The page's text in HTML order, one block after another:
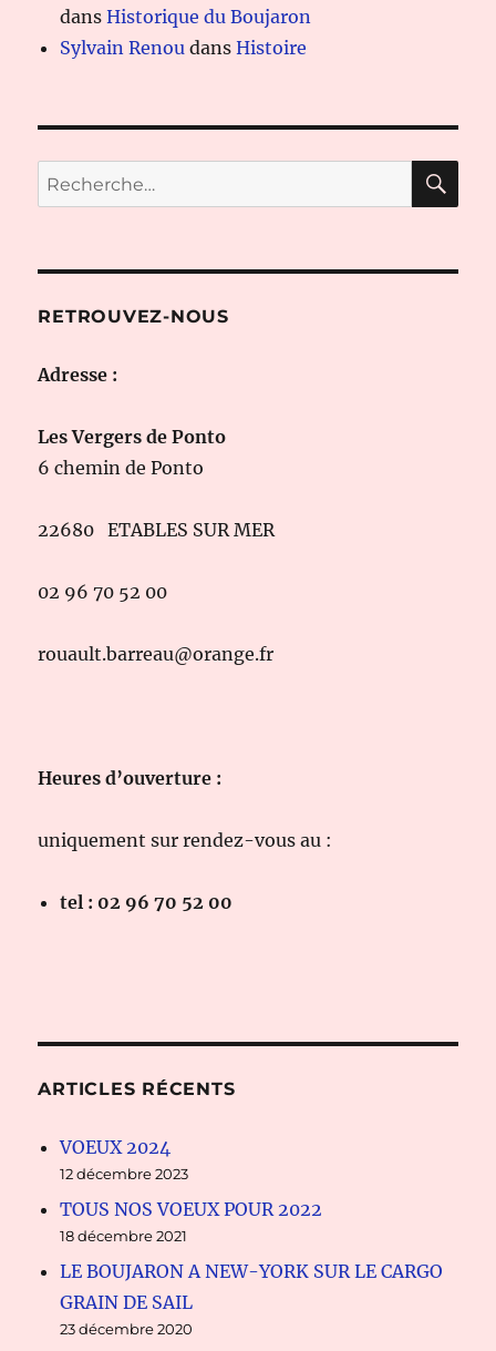
dansHistorique du Boujaron
Sylvain Renou dansHistoire
Recherche
pour :
RETROUVEZ-NOUS
Adresse :
Les Vergers de Ponto
6 chemin de Ponto
22680 ETABLES SUR MER
02 96 70 52 00
rouault.barreau@orange.fr
Heures d’ouverture :
uniquement sur rendez-vous au :
tel : 02 96 70 52 00
ARTICLES RÉCENTS
VOEUX 2024
12 décembre 2023
TOUS NOS VOEUX POUR 2022
18 décembre 2021
LE BOUJARON A NEW-YORK SUR LE CARGO
GRAIN DE SAIL
23 décembre 2020